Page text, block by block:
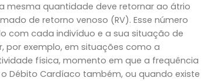
mesma quantidade deve retornar ao átrio
de retorno venoso (RV). Esse número
com cada indivíduo e a sua situação de
por exemplo, em situações como a
física, momento em que a frequência
Débito Cardíaco também, ou quando existe